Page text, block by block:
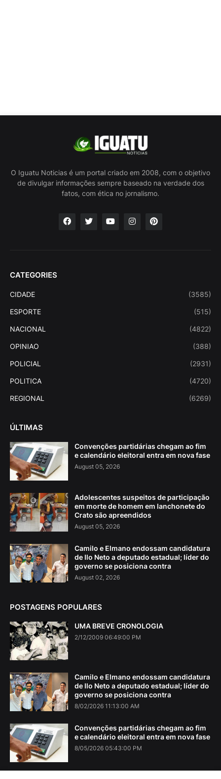
O Iguatu Noticias é um portal criado em 2008, com o objetivo
de divulgar informações sempre baseado na verdade dos
fatos, com ética no jornalismo.
CATEGORIES
CIDADE (3585)
ESPORTE (515)
NACIONAL (4822)
OPINIAO (388)
POLICIAL (2931)
POLITICA (4720)
REGIONAL (6269)
ÚLTIMAS
Convenções partidárias chegam ao fim
e calendário eleitoral entra em nova fase
August 05, 2026
Adolescentes suspeitos de participação
em morte de homem em lanchonete do
Crato são apreendidos
August 05, 2026
Camilo e Elmano endossam candidatura
de Ilo Neto a deputado estadual; líder do
governo se posiciona contra
August 02, 2026
POSTAGENS POPULARES
UMA BREVE CRONOLOGIA
2/12/2009 06:49:00 PM
Camilo e Elmano endossam candidatura
de Ilo Neto a deputado estadual; líder do
governo se posiciona contra
8/02/2026 11:13:00 AM
Convenções partidárias chegam ao fim
e calendário eleitoral entra em nova fase
8/05/2026 05:43:00 PM